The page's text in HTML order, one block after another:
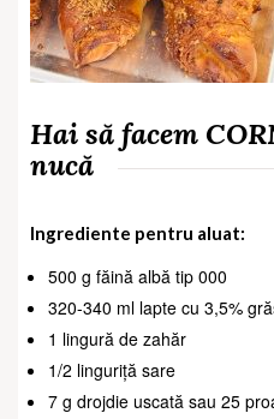
Hai să facem
nucă
Ingrediente pentru aluat:
500 g făină albă tip 000
320-340 ml lapte cu 3,5%
1 lingură de zahăr
1/2 linguriță sare
7 g drojdie uscată sau 25